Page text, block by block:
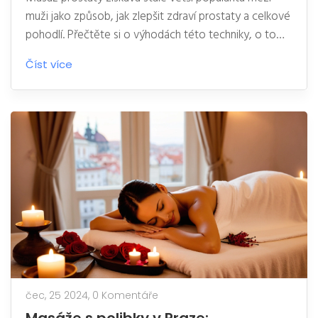
muži jako způsob, jak zlepšit zdraví prostaty a celkové
pohodlí. Přečtěte si o výhodách této techniky, o tom,
jak správně provádět masáž prostaty, a kde najít
odborníky v Praze. Tento článek poskytuje užitečné
tipy a informace, které vám pomohou rozhodnout se,
zda je pro vás masáž prostaty tou správnou volbou.
Číst více
čec, 25 2024, 0 Komentáře